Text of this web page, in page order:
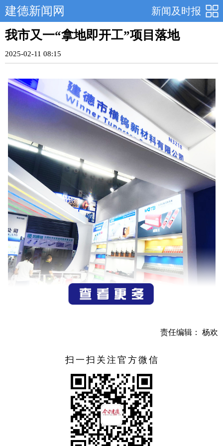
新闻及时报
建德新闻网
我市又一“拿地即开工”项目落地
2025-02-11 08:15
开足马力，全力冲刺。日前，建德农历新年首个“拿地即
开工”项目——建德市横钨新材料有限公司年产200吨钨电极
制备及200套U肋焊接机械与5000台电极磨尖机制造项目在大
责任编辑： 杨欢
扫一扫关注官方微信